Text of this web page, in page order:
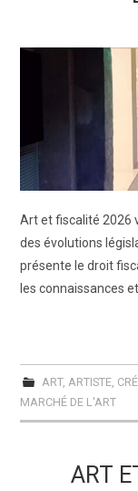
ACTUS
ART WINNERS
CONTACT
Art et fiscalité 2026
des évolutions
présente le droit
les connaissances
ART, ARTISTE,
MARCHÉ DE L'ART
ART